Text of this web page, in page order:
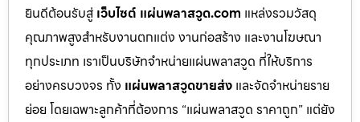
ยินดีต้อนรับสู่ เว็บไซต์ แผ่นพลาสวูด.com แหล่งรวมวัสดุ
คุณภาพสูงสำหรับงานตกแต่ง งานก่อสร้าง และงานโฆษณา
ทุกประเภท เราเป็นบริษัทจำหน่ายแผ่นพลาสวูด ที่ให้บริการ
อย่างครบวงจร ทั้ง แผ่นพลาสวูดขายส่ง และจัดจำหน่ายราย
ย่อย โดยเฉพาะลูกค้าที่ต้องการ “แผ่นพลาสวูด ราคาถูก” แต่ยัง